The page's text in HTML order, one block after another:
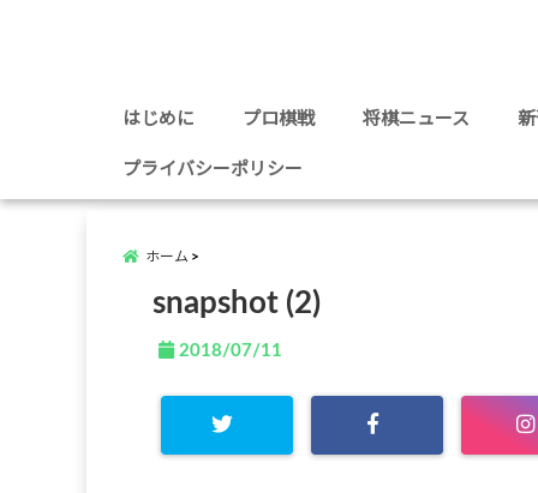
はじめに プロ棋戦 将棋ニュース
プライバシーポリシー
ホーム
snapshot (2)
2018/07/11